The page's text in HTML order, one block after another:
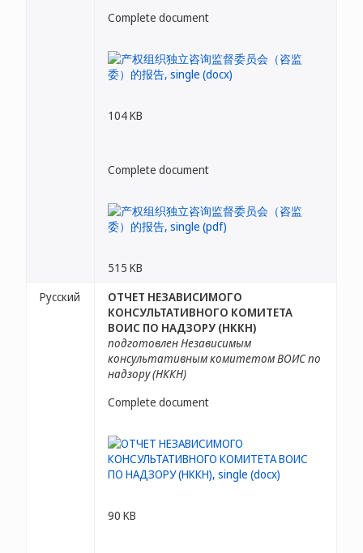
Complete document
104 KB
Complete document
515 KB
Русский
ОТЧЕТ НЕЗАВИСИМОГО
КОНСУЛЬТАТИВНОГО КОМИТЕТА
ВОИС ПО НАДЗОРУ (НККН)
подготовлен Независимым
консультативным комитетом ВОИС по
надзору (НККН)
Complete document
90 KB